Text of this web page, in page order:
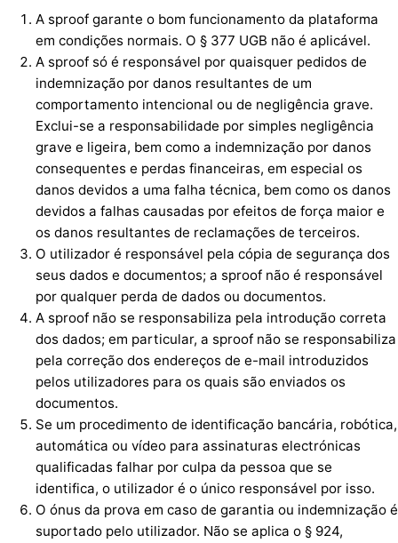
A sproof garante o bom funcionamento da plataforma
em condições normais. O § 377 UGB não é aplicável.
A sproof só é responsável por quaisquer pedidos de
indemnização por danos resultantes de um
comportamento intencional ou de negligência grave.
Exclui-se a responsabilidade por simples negligência
grave e ligeira, bem como a indemnização por danos
consequentes e perdas financeiras, em especial os
danos devidos a uma falha técnica, bem como os danos
devidos a falhas causadas por efeitos de força maior e
os danos resultantes de reclamações de terceiros.
O utilizador é responsável pela cópia de segurança dos
seus dados e documentos; a sproof não é responsável
por qualquer perda de dados ou documentos.
A sproof não se responsabiliza pela introdução correta
dos dados; em particular, a sproof não se responsabiliza
pela correção dos endereços de e-mail introduzidos
pelos utilizadores para os quais são enviados os
documentos.
Se um procedimento de identificação bancária, robótica,
automática ou vídeo para assinaturas electrónicas
qualificadas falhar por culpa da pessoa que se
identifica, o utilizador é o único responsável por isso.
O ónus da prova em caso de garantia ou indemnização é
suportado pelo utilizador. Não se aplica o § 924,